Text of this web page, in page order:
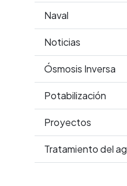
Naval
Noticias
Ósmosis Inversa
Potabilización
Proyectos
Tratamiento del